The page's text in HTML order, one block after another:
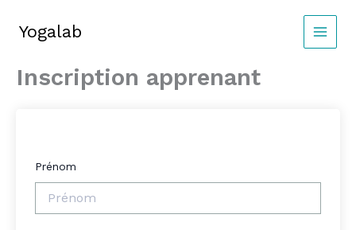
contenu
Yogalab
MAIN
Inscription apprenant
Prénom